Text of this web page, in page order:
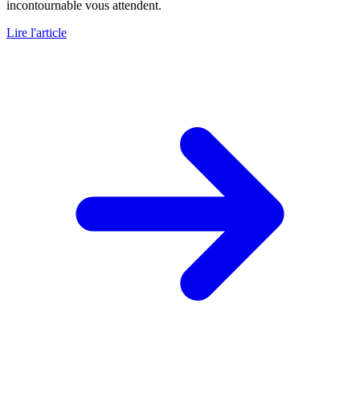
incontournable vous attendent.
Lire l'article